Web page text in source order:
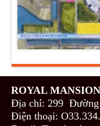
ROYAL
Địa chỉ: 299 Đường
Điện thoại: